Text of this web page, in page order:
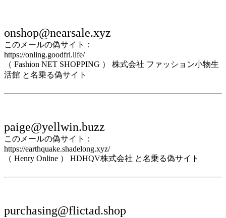
onshop@nearsale.xyz
このメールの偽サイト：
https://onling.goodfri.life/
（ Fashion NET SHOPPING ） 株式会社 ファッション小物生
活館 と名乗る偽サイト
paige@yellwin.buzz
このメールの偽サイト：
https://earthquake.shadelong.xyz/
（ Henry Online ） HDHQV株式会社 と名乗る偽サイト
purchasing@flictad.shop